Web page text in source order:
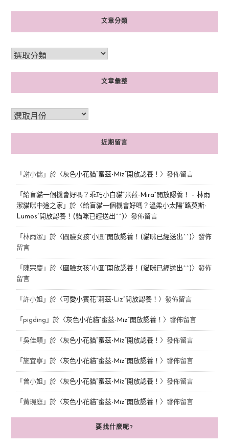
文章分類
文章彙整
近期留言
「 謝小儒」於〈 灰色小花貓“蜜茲-Miz”開放認養！ 〉發佈留言
「 給盲貓一個機會好嗎？乖巧小白貓“米菈-Mira”開放認養！ – 林雨
潔貓咪中途之家 」於〈給盲貓一個機會好嗎？溫柔小太陽“路莫斯-
Lumos”開放認養！(貓咪已經送出^^) 〉發佈留言
「 林雨潔 」於〈 圓臉女孩“小圓”開放認養！(貓咪已經送出^^) 〉發佈
留言
「 陳宗慶」於〈 圓臉女孩“小圓”開放認養！(貓咪已經送出^^) 〉發佈
留言
「 許小姐 」於〈 可愛小賓花“莉茲-Liz”開放認養！ 〉發佈留言
「 pigding 」於〈 灰色小花貓“蜜茲-Miz”開放認養！ 〉發佈留言
「 吳佳穎 」於〈 灰色小花貓“蜜茲-Miz”開放認養！ 〉發佈留言
「 施宜寧 」於〈 灰色小花貓“蜜茲-Miz”開放認養！ 〉發佈留言
「 曾小姐 」於〈 灰色小花貓“蜜茲-Miz”開放認養！ 〉發佈留言
「 黃琬庭」於〈 灰色小花貓“蜜茲-Miz”開放認養！ 〉發佈留言
要找什麼呢?